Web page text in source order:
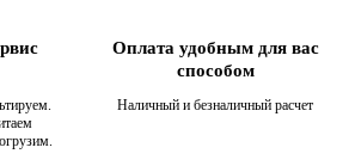
Оплата удобным для вас
способом
Наличный и безналичный расчет